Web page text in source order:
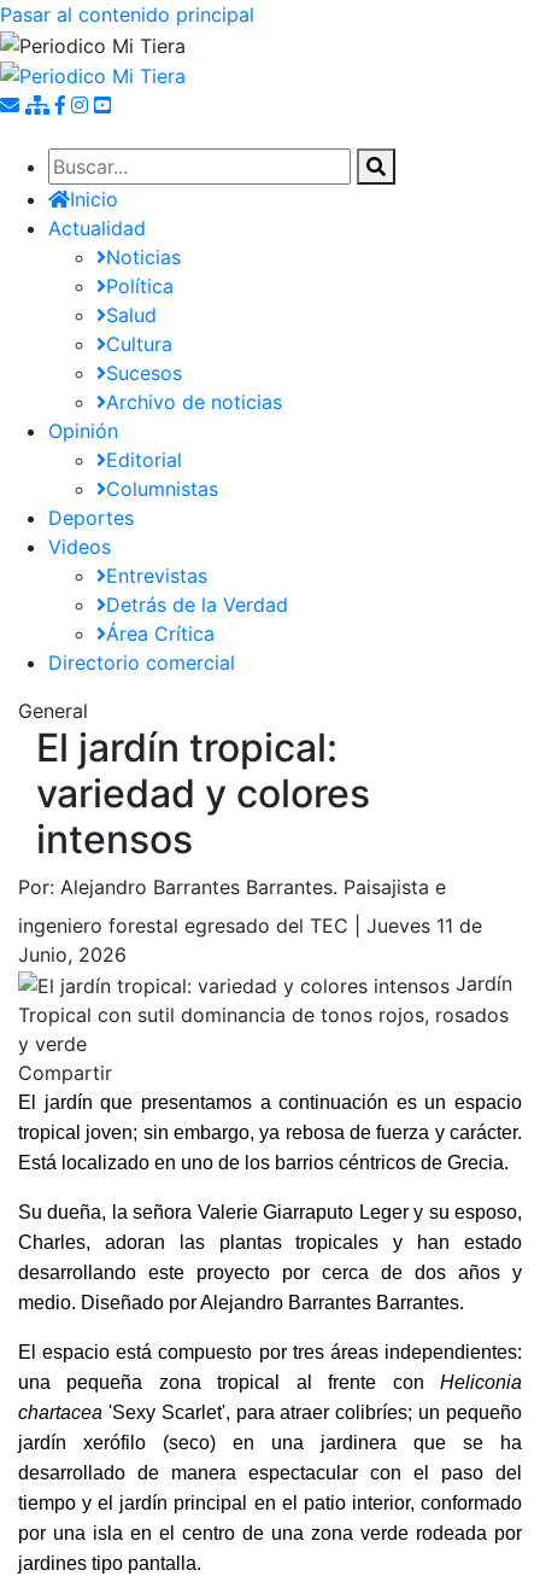
Pasar al contenido principal
Inicio
Actualidad
Noticias
Política
Salud
Cultura
Sucesos
Archivo de noticias
Opinión
Editorial
Columnistas
Deportes
Videos
Entrevistas
Detrás de la Verdad
Área Crítica
Directorio comercial
General
El jardín tropical:
variedad y colores
intensos
Por: Alejandro Barrantes Barrantes. Paisajista e
ingeniero forestal egresado del TEC | Jueves 11 de
Junio, 2026
Jardín
Tropical con sutil dominancia de tonos rojos, rosados
y verde
Compartir
El jardín que presentamos a continuación es un espacio
tropical joven; sin embargo, ya rebosa de fuerza y carácter.
Está localizado en uno de los barrios céntricos de Grecia.
Su dueña, la señora Valerie Giarraputo Leger y su esposo,
Charles, adoran las plantas tropicales y han estado
desarrollando este proyecto por cerca de dos años y
medio. Diseñado por Alejandro Barrantes Barrantes.
El espacio está compuesto por tres áreas independientes:
una pequeña zona tropical al frente con Heliconia
chartacea 'Sexy Scarlet', para atraer colibríes; un pequeño
jardín xerófilo (seco) en una jardinera que se ha
desarrollado de manera espectacular con el paso del
tiempo y el jardín principal en el patio interior, conformado
por una isla en el centro de una zona verde rodeada por
jardines tipo pantalla.